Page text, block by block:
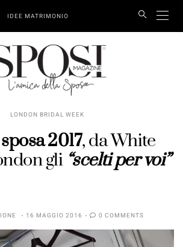
IDEE MATRIMONIO
LONDON BRIDAL WEEK
2017, da White
gli “scelti per voi”
16 MAGGIO 2016 0 COMMENTS